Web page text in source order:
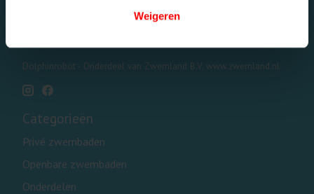
Weigeren
Dolphinrobot - Onderdeel van Zwemland B.V. www.zwemland.nl
Categorieën
Privé zwembaden
Openbare zwembaden
Onderdelen